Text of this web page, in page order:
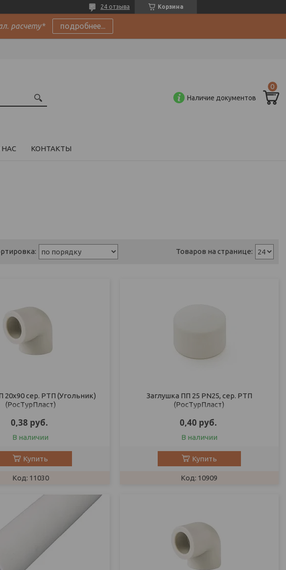
Корзина
24 отзыва
расчету* подробнее...
Наличие документов
НАС КОНТАКТЫ
20х90 сер. РТП (Угольник)
(РосТурПласт)
0,38 руб.
В наличии
Купить
11030
Заглушка ПП 25 PN25, сер. РТП
(РосТурПласт)
0,40 руб.
В наличии
Купить
10909